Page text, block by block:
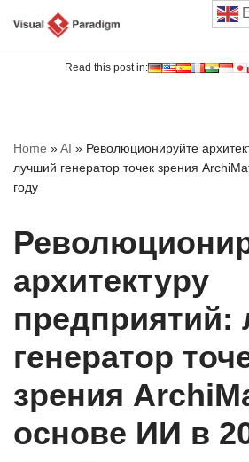
Read this post in:
Home »AI » Революционируйте
лучший генератор точек зрения
году
архитектуру
предприятий:
генератор
зрения
основе ИИ в